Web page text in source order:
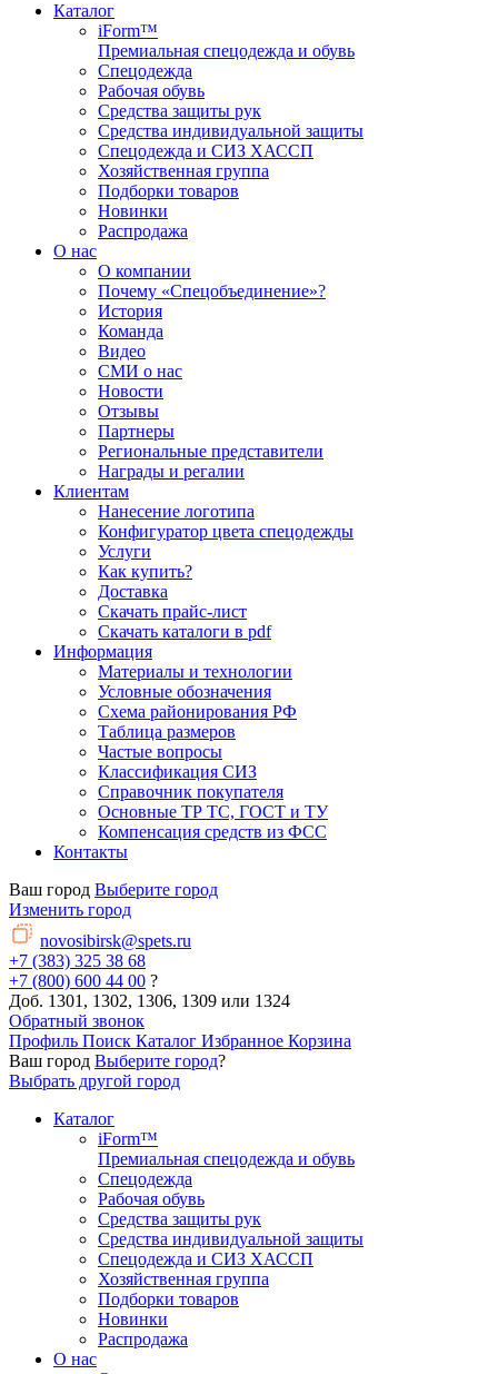
Каталог
iForm™
Премиальная спецодежда и обувь
Спецодежда
Рабочая обувь
Средства защиты рук
Средства индивидуальной защиты
Спецодежда и СИЗ ХАССП
Хозяйственная группа
Подборки товаров
Новинки
Распродажа
О нас
О компании
Почему «Спецобъединение»?
История
Команда
Видео
СМИ о нас
Новости
Отзывы
Партнеры
Региональные представители
Награды и регалии
Клиентам
Нанесение логотипа
Конфигуратор цвета спецодежды
Услуги
Как купить?
Доставка
Скачать прайс-лист
Скачать каталоги в pdf
Информация
Материалы и технологии
Условные обозначения
Схема районирования РФ
Таблица размеров
Частые вопросы
Классификация СИЗ
Справочник покупателя
Основные ТР ТС, ГОСТ и ТУ
Компенсация средств из ФСС
Контакты
Ваш город Выберите город
Изменить город
novosibirsk@spets.ru
+7 (383) 325 38 68
+7 (800) 600 44 00 ?
Доб. 1301, 1302, 1306, 1309 или 1324
Обратный звонок
Профиль Поиск Каталог Избранное Корзина
Ваш город Выберите город?
Выбрать другой город
Каталог
iForm™
Премиальная спецодежда и обувь
Спецодежда
Рабочая обувь
Средства защиты рук
Средства индивидуальной защиты
Спецодежда и СИЗ ХАССП
Хозяйственная группа
Подборки товаров
Новинки
Распродажа
О нас